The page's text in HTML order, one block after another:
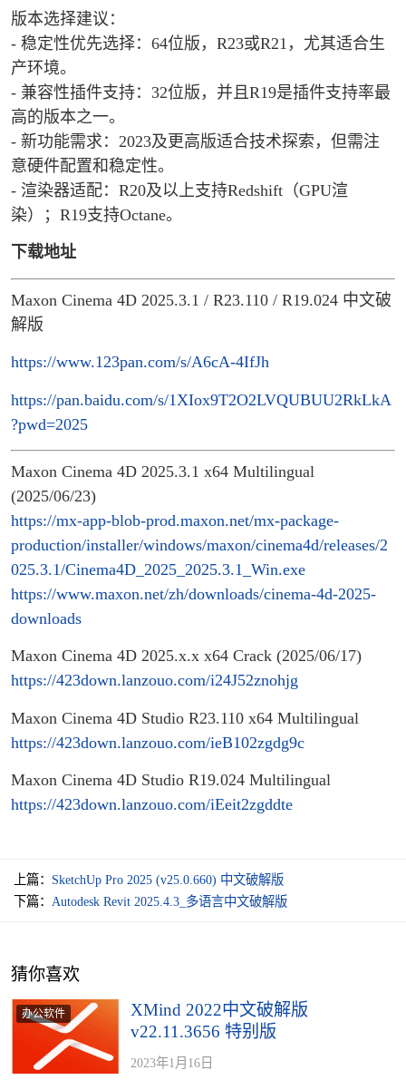
版本选择建议：
- 稳定性优先选择：64位版，R23或R21，尤其适合生
产环境。
- 兼容性插件支持：32位版，并且R19是插件支持率最
高的版本之一。
- 新功能需求：2023及更高版适合技术探索，但需注
意硬件配置和稳定性。
- 渲染器适配：R20及以上支持Redshift（GPU渲
染）；R19支持Octane。
下载地址
Maxon Cinema 4D 2025.3.1 / R23.110 / R19.024 中文破
解版
https://www.123pan.com/s/A6cA-4IfJh
https://pan.baidu.com/s/1XIox9T2O2LVQUBUU2RkLkA
?pwd=2025
Maxon Cinema 4D 2025.3.1 x64 Multilingual
(2025/06/23)
https://mx-app-blob-prod.maxon.net/mx-package-
production/installer/windows/maxon/cinema4d/releases/2
025.3.1/Cinema4D_2025_2025.3.1_Win.exe
https://www.maxon.net/zh/downloads/cinema-4d-2025-
downloads
Maxon Cinema 4D 2025.x.x x64 Crack (2025/06/17)
https://423down.lanzouo.com/i24J52znohjg
Maxon Cinema 4D Studio R23.110 x64 Multilingual
https://423down.lanzouo.com/ieB102zgdg9c
Maxon Cinema 4D Studio R19.024 Multilingual
https://423down.lanzouo.com/iEeit2zgddte
上篇： SketchUp Pro 2025 (v25.0.660) 中文破解版
下篇： Autodesk Revit 2025.4.3_多语言中文破解版
猜你喜欢
办公软件
XMind 2022中文破解版
v22.11.3656 特别版
2023年1月16日